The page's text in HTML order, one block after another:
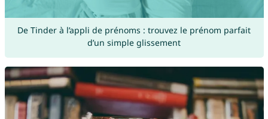
De Tinder à l’appli de prénoms : trouvez le prénom parfait
d’un simple glissement